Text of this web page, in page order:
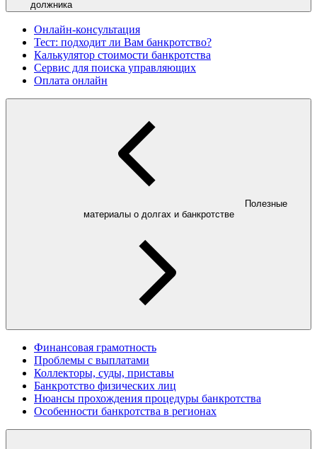
должника
Онлайн-консультация
Тест: подходит ли Вам банкротство?
Калькулятор стоимости банкротства
Сервис для поиска управляющих
Оплата онлайн
Полезные
материалы о долгах и банкротстве
Финансовая грамотность
Проблемы с выплатами
Коллекторы, суды, приставы
Банкротство физических лиц
Нюансы прохождения процедуры банкротства
Особенности банкротства в регионах